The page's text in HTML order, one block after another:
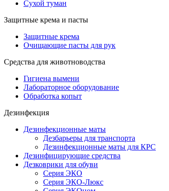
Сухой туман
Защитные крема и пасты
Защитные крема
Очищающие пасты для рук
Средства для животноводства
Гигиена вымени
Лабораторное оборудование
Обработка копыт
Дезинфекция
Дезинфекционные маты
Дезбарьеры для транспорта
Дезинфекционные маты для КРС
Дезинфицирующие средства
Дезковрики для обуви
Серия ЭКО
Серия ЭКО-Люкс